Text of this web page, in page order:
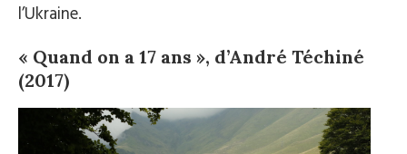
l’Ukraine.
« Quand on a 17 ans », d’André Téchiné
(2017)